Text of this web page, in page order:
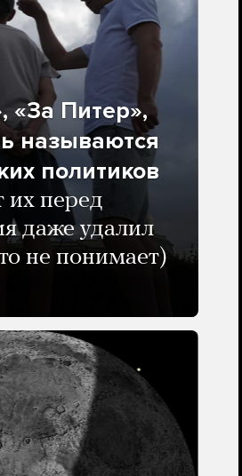
«За Питер»,
называются
политиков
перед
даже удалил
не понимает)